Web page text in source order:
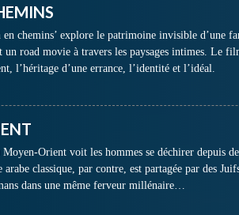
en chemins’ explore le patrimoine invisible d’une
un road movie à travers les paysages intimes. Le
l’héritage d’une errance, l’identité et l’idéal.
Orient voit les hommes se déchirer depuis
arabe classique, par contre, est partagée par des
dans une même ferveur millénaire…